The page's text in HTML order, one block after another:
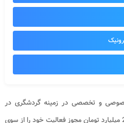
و تخصصی در زمینه گردشگری در